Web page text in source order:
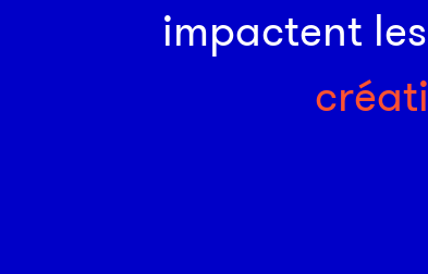
impactent les
créati